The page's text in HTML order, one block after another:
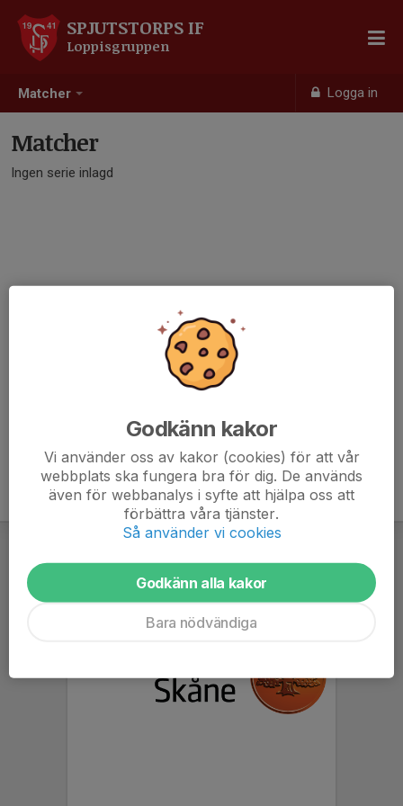
Matcher Logga in
SPJUTSTORPS IF
Loppisgruppen
Matcher
Ingen serie inlagd
Godkänn kakor
Vi använder oss av kakor (cookies) för att vår
webbplats ska fungera bra för dig. De används
även för webbanalys i syfte att hjälpa oss att
förbättra våra tjänster.
Så använder vi cookies
Godkänn alla kakor
Bara nödvändiga